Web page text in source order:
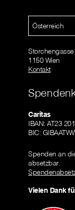
Österreich
1150 Wien
Kontakt
Caritas
IBAN: AT23
BIC:
Spenden an
absetzbar.
Vielen Dank